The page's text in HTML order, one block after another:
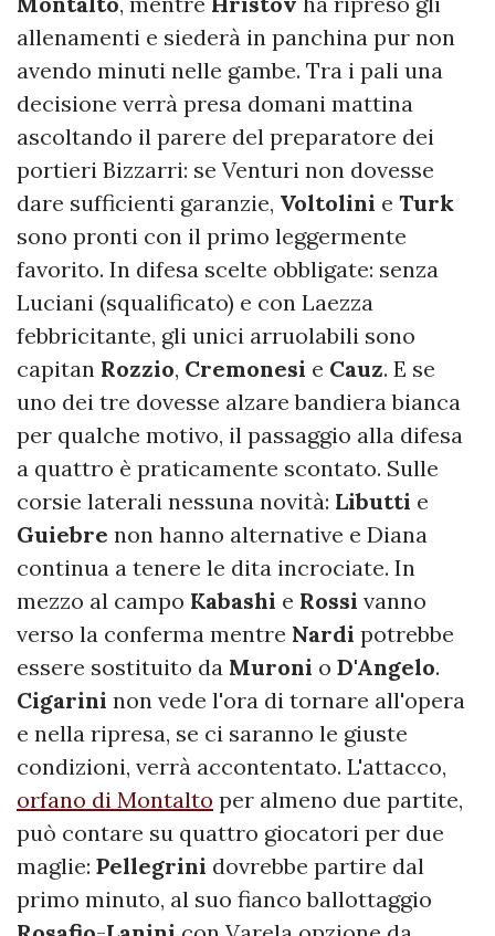
allenamenti e siederà in panchina pur non
avendo minuti nelle gambe. Tra i pali una
decisione verrà presa domani mattina
ascoltando il parere del preparatore dei
portieri Bizzarri: se Venturi non dovesse
dare sufficienti garanzie, Voltolini e Turk
sono pronti con il primo leggermente
favorito. In difesa scelte obbligate: senza
Luciani (squalificato) e con Laezza
febbricitante, gli unici arruolabili sono
capitan Rozzio, Cremonesi e Cauz. E se
uno dei tre dovesse alzare bandiera bianca
per qualche motivo, il passaggio alla difesa
a quattro è praticamente scontato. Sulle
corsie laterali nessuna novità: Libutti e
Guiebre non hanno alternative e Diana
continua a tenere le dita incrociate. In
mezzo al campo Kabashi e Rossi vanno
verso la conferma mentre Nardi potrebbe
essere sostituito da Muroni o D'Angelo.
Cigarini non vede l'ora di tornare all'opera
e nella ripresa, se ci saranno le giuste
condizioni, verrà accontentato. L'attacco,
orfano di Montalto per almeno due partite,
può contare su quattro giocatori per due
maglie: Pellegrini dovrebbe partire dal
primo minuto, al suo fianco ballottaggio